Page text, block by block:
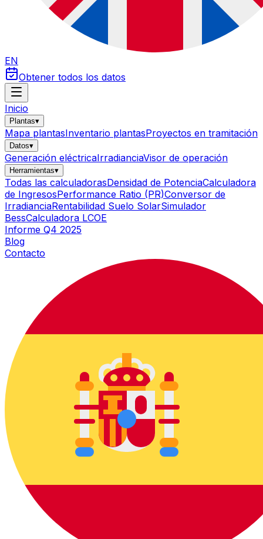
EN
Obtener todos los datos
Inicio
Plantas▾
Mapa plantasInventario plantasProyectos en tramitación
Datos▾
Generación eléctricaIrradianciaVisor de operación
Herramientas▾
Todas las calculadorasDensidad de PotenciaCalculadora
de IngresosPerformance Ratio (PR)Conversor de
IrradianciaRentabilidad Suelo SolarSimulador
BessCalculadora LCOE
Informe Q4 2025
Blog
Contacto